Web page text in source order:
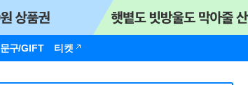
문구/GIFT 티켓